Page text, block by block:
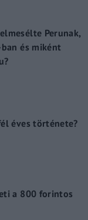
Perunak,
és miként
éves története?
a 800 forintos